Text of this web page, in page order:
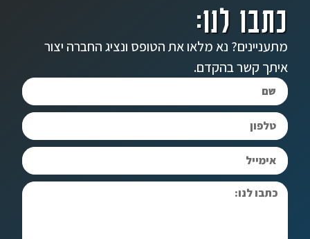
כתבו לנו:
מתעניינים? נא מלאו את הטופס ונציג החברה יצור
איתך קשר בהקדם.